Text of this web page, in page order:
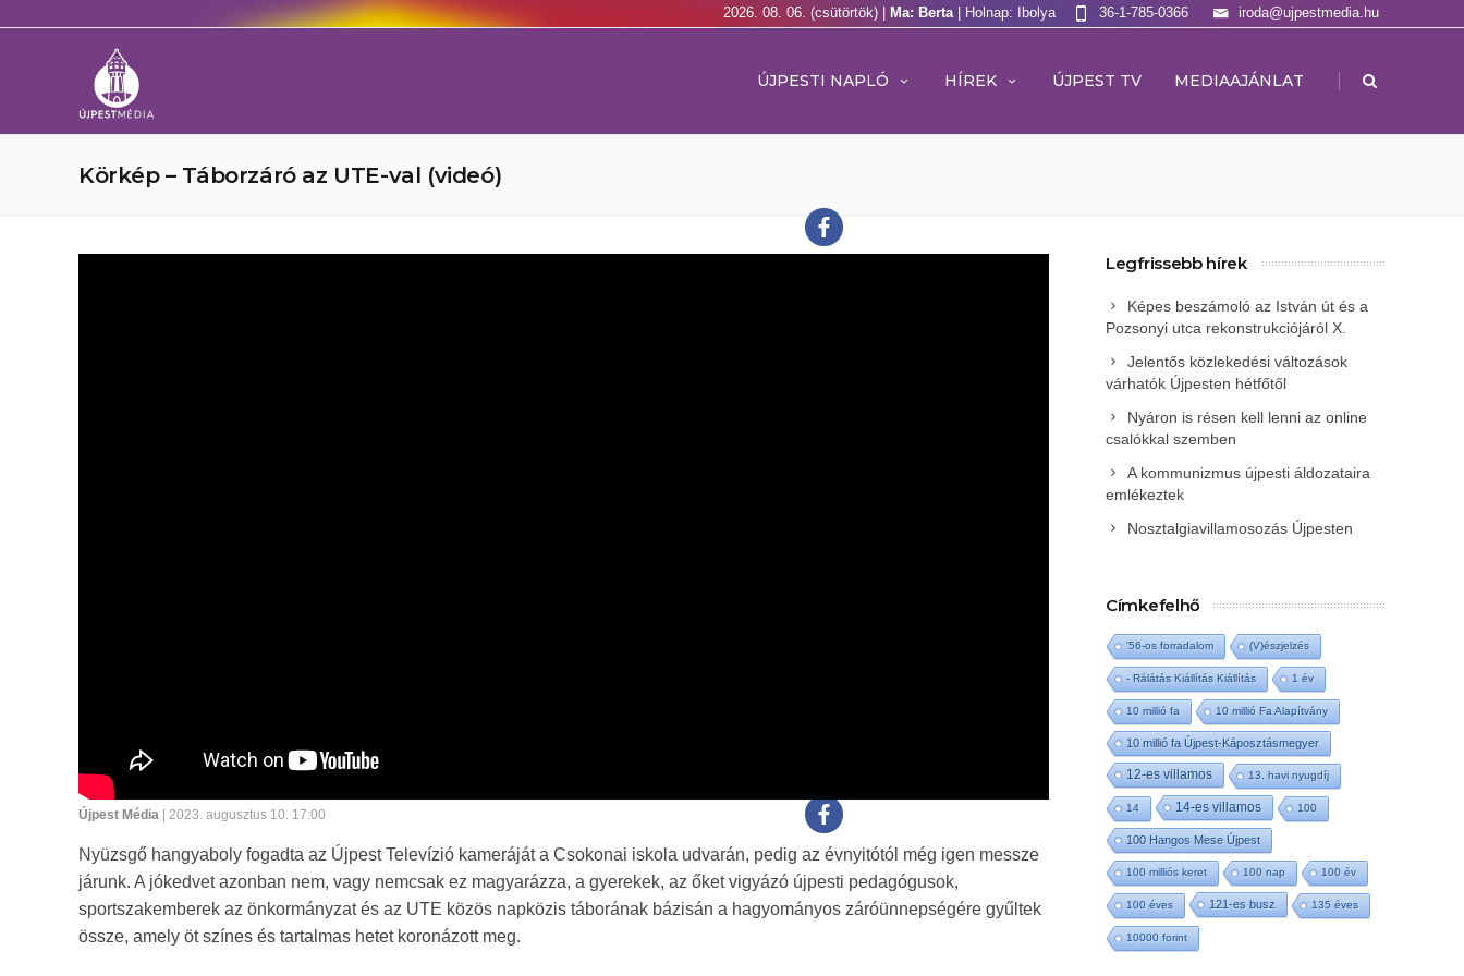
2026. 08. 06. (csütörtök) | Ma: Berta | Holnap: Ibolya iroda@ujpestmedia.hu
36-1-785-0366
ÚJPESTI NAPLÓ HÍREK ÚJPEST TV MEDIAAJÁNLAT |
Körkép – Táborzáró az UTE-val (videó)
Újpest Média | 2023. augusztus 10. 17:00
Nyüzsgő hangyaboly fogadta az Újpest Televízió kameráját a Csokonai iskola udvarán, pedig az évnyitótól még igen messze
járunk. A jókedvet azonban nem, vagy nemcsak ez magyarázza, a gyerekek, az őket vigyázó újpesti pedagógusok,
sportszakemberek az önkormányzat és az UTE közös napközis táborának bázisán a hagyományos záróünnepségére gyűltek
össze, amely öt színes és tartalmas hetet koronázott meg.
Legfrissebb hírek
Képes beszámoló az István út és a
Pozsonyi utca rekonstrukciójáról X.
Jelentős közlekedési változások
várhatók Újpesten hétfőtől
Nyáron is résen kell lenni az online
csalókkal szemben
A kommunizmus újpesti áldozataira
emlékeztek
Nosztalgiavillamosozás Újpesten
Címkefelhő
'56-os forradalom (V)észjelzés
- Rálátás Kiállítás Kiállítás 1 év
10 millió fa 10 millió Fa Alapítvány
10 millió fa Újpest-Káposztásmegyer
12-es villamos 13. havi nyugdíj
14 14-es villamos 100
100 Hangos Mese Újpest
100 milliós keret 100 nap 100 év
100 éves 121-es busz 135 éves
10000 forint